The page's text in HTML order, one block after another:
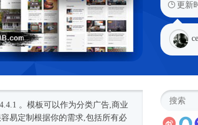
更新
。模板可以作为分类广告,商业
易定制根据你的需求,包括所有必